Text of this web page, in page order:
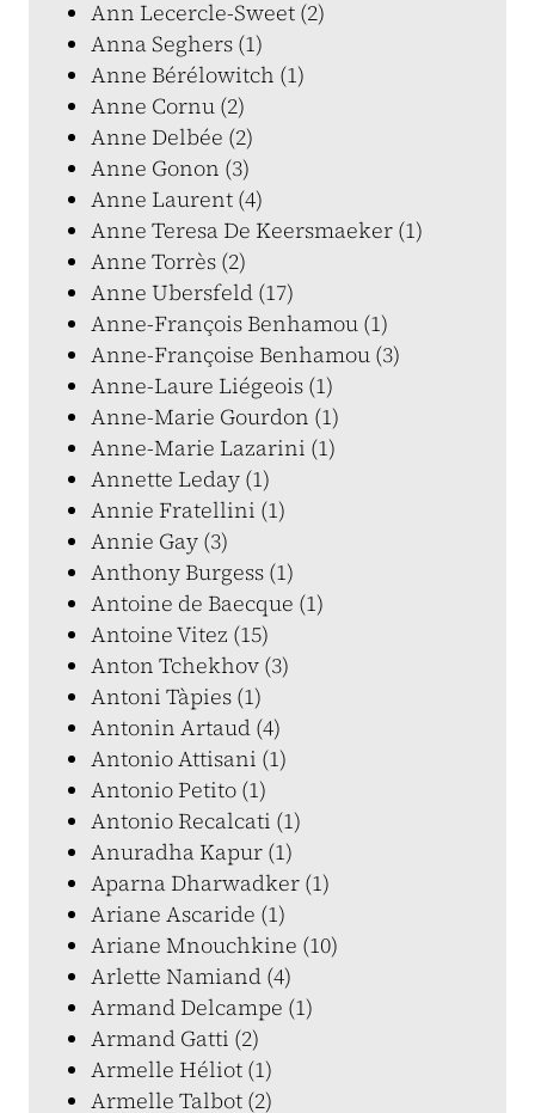
Ann Lecercle-Sweet (2)
Anna Seghers (1)
Anne Bérélowitch (1)
Anne Cornu (2)
Anne Delbée (2)
Anne Gonon (3)
Anne Laurent (4)
Anne Teresa De Keersmaeker (1)
Anne Torrès (2)
Anne Ubersfeld (17)
Anne-François Benhamou (1)
Anne-Françoise Benhamou (3)
Anne-Laure Liégeois (1)
Anne-Marie Gourdon (1)
Anne-Marie Lazarini (1)
Annette Leday (1)
Annie Fratellini (1)
Annie Gay (3)
Anthony Burgess (1)
Antoine de Baecque (1)
Antoine Vitez (15)
Anton Tchekhov (3)
Antoni Tàpies (1)
Antonin Artaud (4)
Antonio Attisani (1)
Antonio Petito (1)
Antonio Recalcati (1)
Anuradha Kapur (1)
Aparna Dharwadker (1)
Ariane Ascaride (1)
Ariane Mnouchkine (10)
Arlette Namiand (4)
Armand Delcampe (1)
Armand Gatti (2)
Armelle Héliot (1)
Armelle Talbot (2)